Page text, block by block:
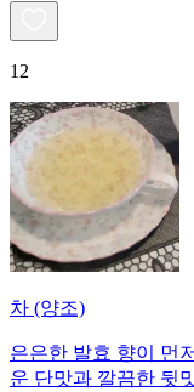
12
차 (양조)
은은한 발효 향이 먼
운 단맛과 깔끔한 뒷